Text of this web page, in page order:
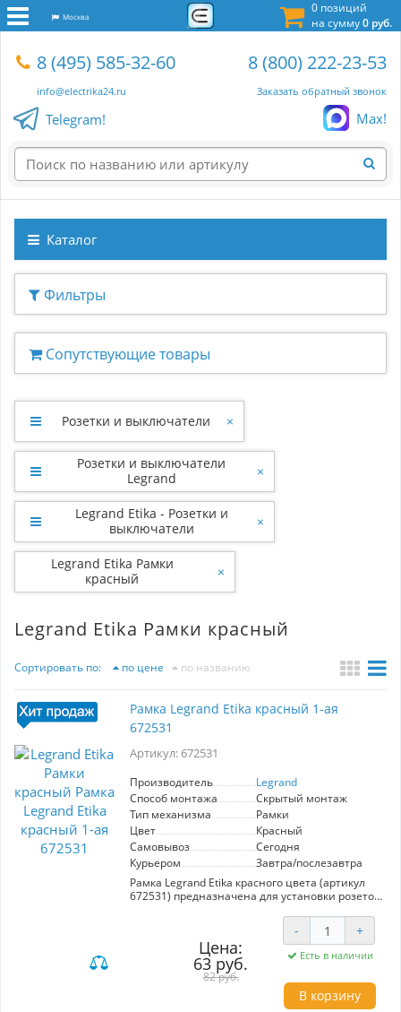
0 позиций
на сумму0 руб.
Москва
8 (495) 585-32-60
info@electrika24.ru
8 (800) 222-23-53
Заказать обратный звонок
Telegram! Max!
Каталог
Фильтры
Сопутствующие товары
Розетки и выключатели ×
Розетки и выключатели
Legrand
×
Legrand Etika - Розетки и
выключатели
×
Legrand Etika Рамки
красный
×
Legrand Etika Рамки красный
Сортировать по: по цене по названию
Рамка Legrand Etika красный 1-ая
672531
Артикул: 672531
Производитель
Legrand
Способ монтажа
Скрытый монтаж
Тип механизма
Рамки
Цвет
Красный
Самовывоз
Сегодня
Курьером
Завтра/послезавтра
Рамка Legrand Etika красного цвета (артикул
672531) предназначена для установки розеток
функциональность. Изготовленная из
высококачественного АБС пластика, она
обладает глянцевой поверхностью, что
придаёт ей элегантный вид. Этот материал
известен своей устойчивостью к горению,
воздействию солнечных лучей и
загрязнениям, что обеспечивает
Цена:
63 руб.
82 руб.
- +
Есть в наличии
В корзину